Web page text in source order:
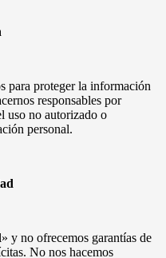
para proteger la información
responsables por
uso no autorizado o
personal.
y no ofrecemos garantías de
No nos hacemos